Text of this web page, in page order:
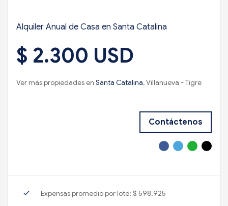
Alquiler Anual de Casa en Santa Catalina
$ 2.300 USD
Ver más propiedades en Santa Catalina, Villanueva - Tigre
Contáctenos
check Expensas promedio por lote: $ 598.925